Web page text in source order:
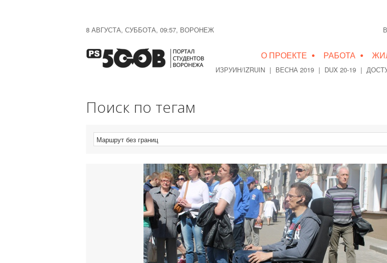
8 АВГУСТА, СУББОТА, 09:57, ВОРОНЕЖ
О ПРОЕКТЕ • РАБОТА •
ИЗРУИН/IZRUIN | ВЕСНА 2019 | DUX 20-19 |
Поиск по тегам